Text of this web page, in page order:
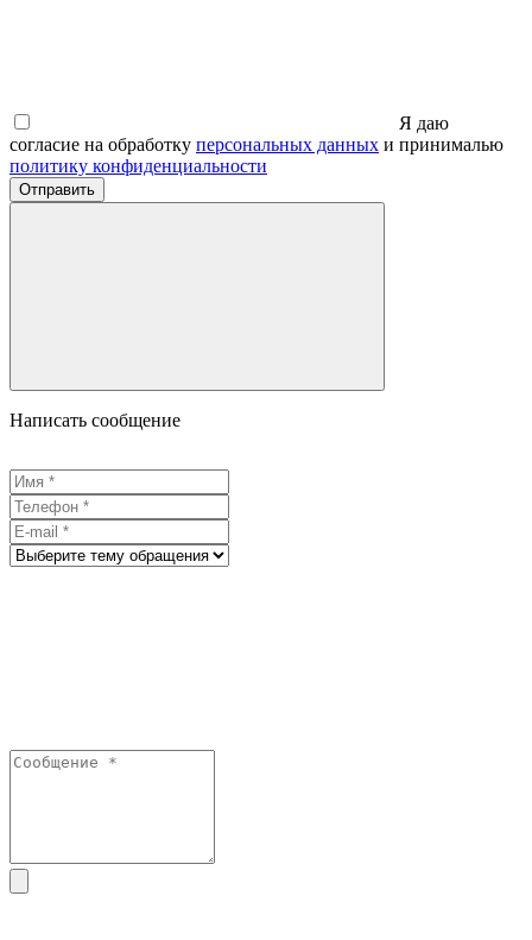
Я даю
согласие на обработку персональных данных и принималью
политику конфиденциальности
Отправить
Написать сообщение